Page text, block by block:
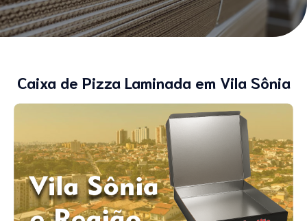
Caixa de Pizza Laminada em Vila Sônia